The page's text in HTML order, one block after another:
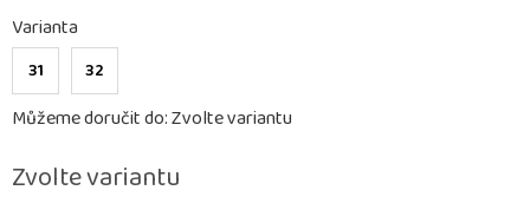
Zvolte variantu
Varianta
31 32
Můžeme doručit do:Zvolte variantu